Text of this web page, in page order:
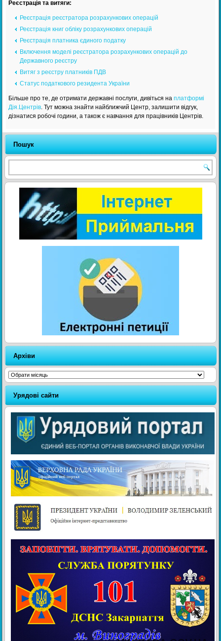
Реєстрація та витяги:
Реєстрація реєстратора розрахункових операцій
Реєстрація книг обліку розрахункових операцій
Реєстрація платника єдиного податку
Включення моделі реєстратора розрахункових операцій до
Державного реєстру
Витяг з реєстру платників ПДВ
Статус податкового резидента України
Більше про те, де отримати державні послуги, дивіться наплатформі
Дія.Центрів. Тут можна знайти найближчий Центр, залишити відгук,
дізнатися робочі години, а також є навчання для працівників Центрів.
Пошук
Архіви
Архіви
Урядові сайти